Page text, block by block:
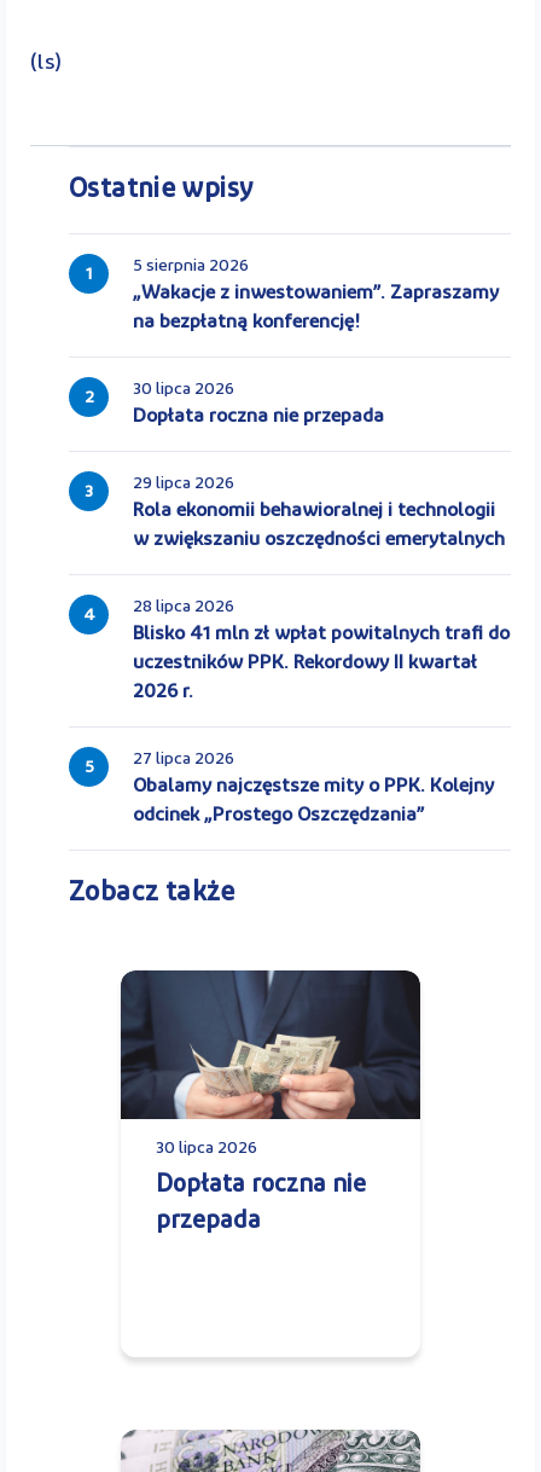
(ls)
Ostatnie wpisy
1 5 sierpnia 2026
„Wakacje z inwestowaniem”. Zapraszamy
na bezpłatną konferencję!
2 30 lipca 2026
Dopłata roczna nie przepada
3 29 lipca 2026
Rola ekonomii behawioralnej i technologii
w zwiększaniu oszczędności emerytalnych
4 28 lipca 2026
Blisko 41 mln zł wpłat powitalnych trafi do
uczestników PPK. Rekordowy II kwartał
2026 r.
5 27 lipca 2026
Obalamy najczęstsze mity o PPK. Kolejny
odcinek „Prostego Oszczędzania”
Zobacz także
30 lipca 2026
Dopłata roczna nie
przepada